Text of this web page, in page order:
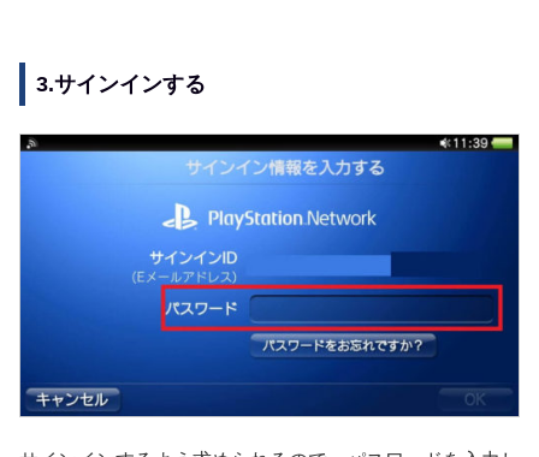
3.サインインする